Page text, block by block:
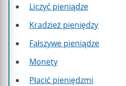
Liczyć pieniądze
Kradzież pieniędzy
Fałszywe pieniądze
Monety
Płacić pieniędzmi